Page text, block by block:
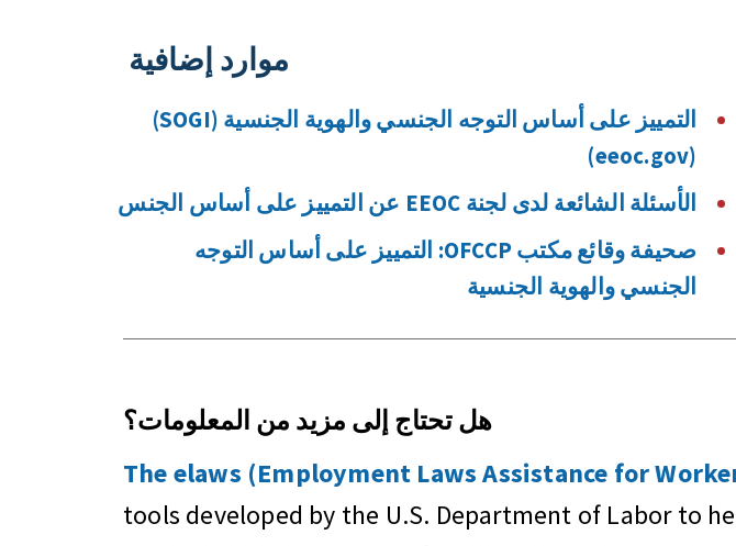
موارد إضافية
التمييز على أساس التوجه الجنسي والهوية الجنسية (SOGI)
(eeoc.gov)
الأسئلة الشائعة لدى لجنة EEOC عن التمييز على أساس الجنس
صحيفة وقائع مكتب OFCCP: التمييز على أساس التوجه
الجنسي والهوية الجنسية
هل تحتاج إلى مزيد من المعلومات؟
The elaws (Employment Laws Assistance for
tools developed by the U.S. Department of Labor to